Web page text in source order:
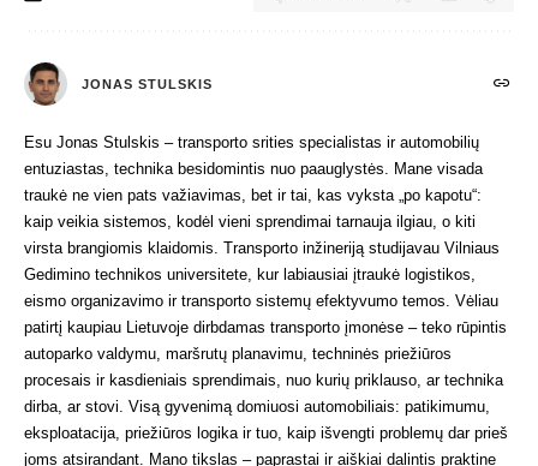
JONAS STULSKIS
Esu Jonas Stulskis – transporto srities specialistas ir automobilių
entuziastas, technika besidomintis nuo paauglystės. Mane visada
traukė ne vien pats važiavimas, bet ir tai, kas vyksta „po kapotu“:
kaip veikia sistemos, kodėl vieni sprendimai tarnauja ilgiau, o kiti
virsta brangiomis klaidomis. Transporto inžineriją studijavau Vilniaus
Gedimino technikos universitete, kur labiausiai įtraukė logistikos,
eismo organizavimo ir transporto sistemų efektyvumo temos. Vėliau
patirtį kaupiau Lietuvoje dirbdamas transporto įmonėse – teko rūpintis
autoparko valdymu, maršrutų planavimu, techninės priežiūros
procesais ir kasdieniais sprendimais, nuo kurių priklauso, ar technika
dirba, ar stovi. Visą gyvenimą domiuosi automobiliais: patikimumu,
eksploatacija, priežiūros logika ir tuo, kaip išvengti problemų dar prieš
joms atsirandant. Mano tikslas – paprastai ir aiškiai dalintis praktine